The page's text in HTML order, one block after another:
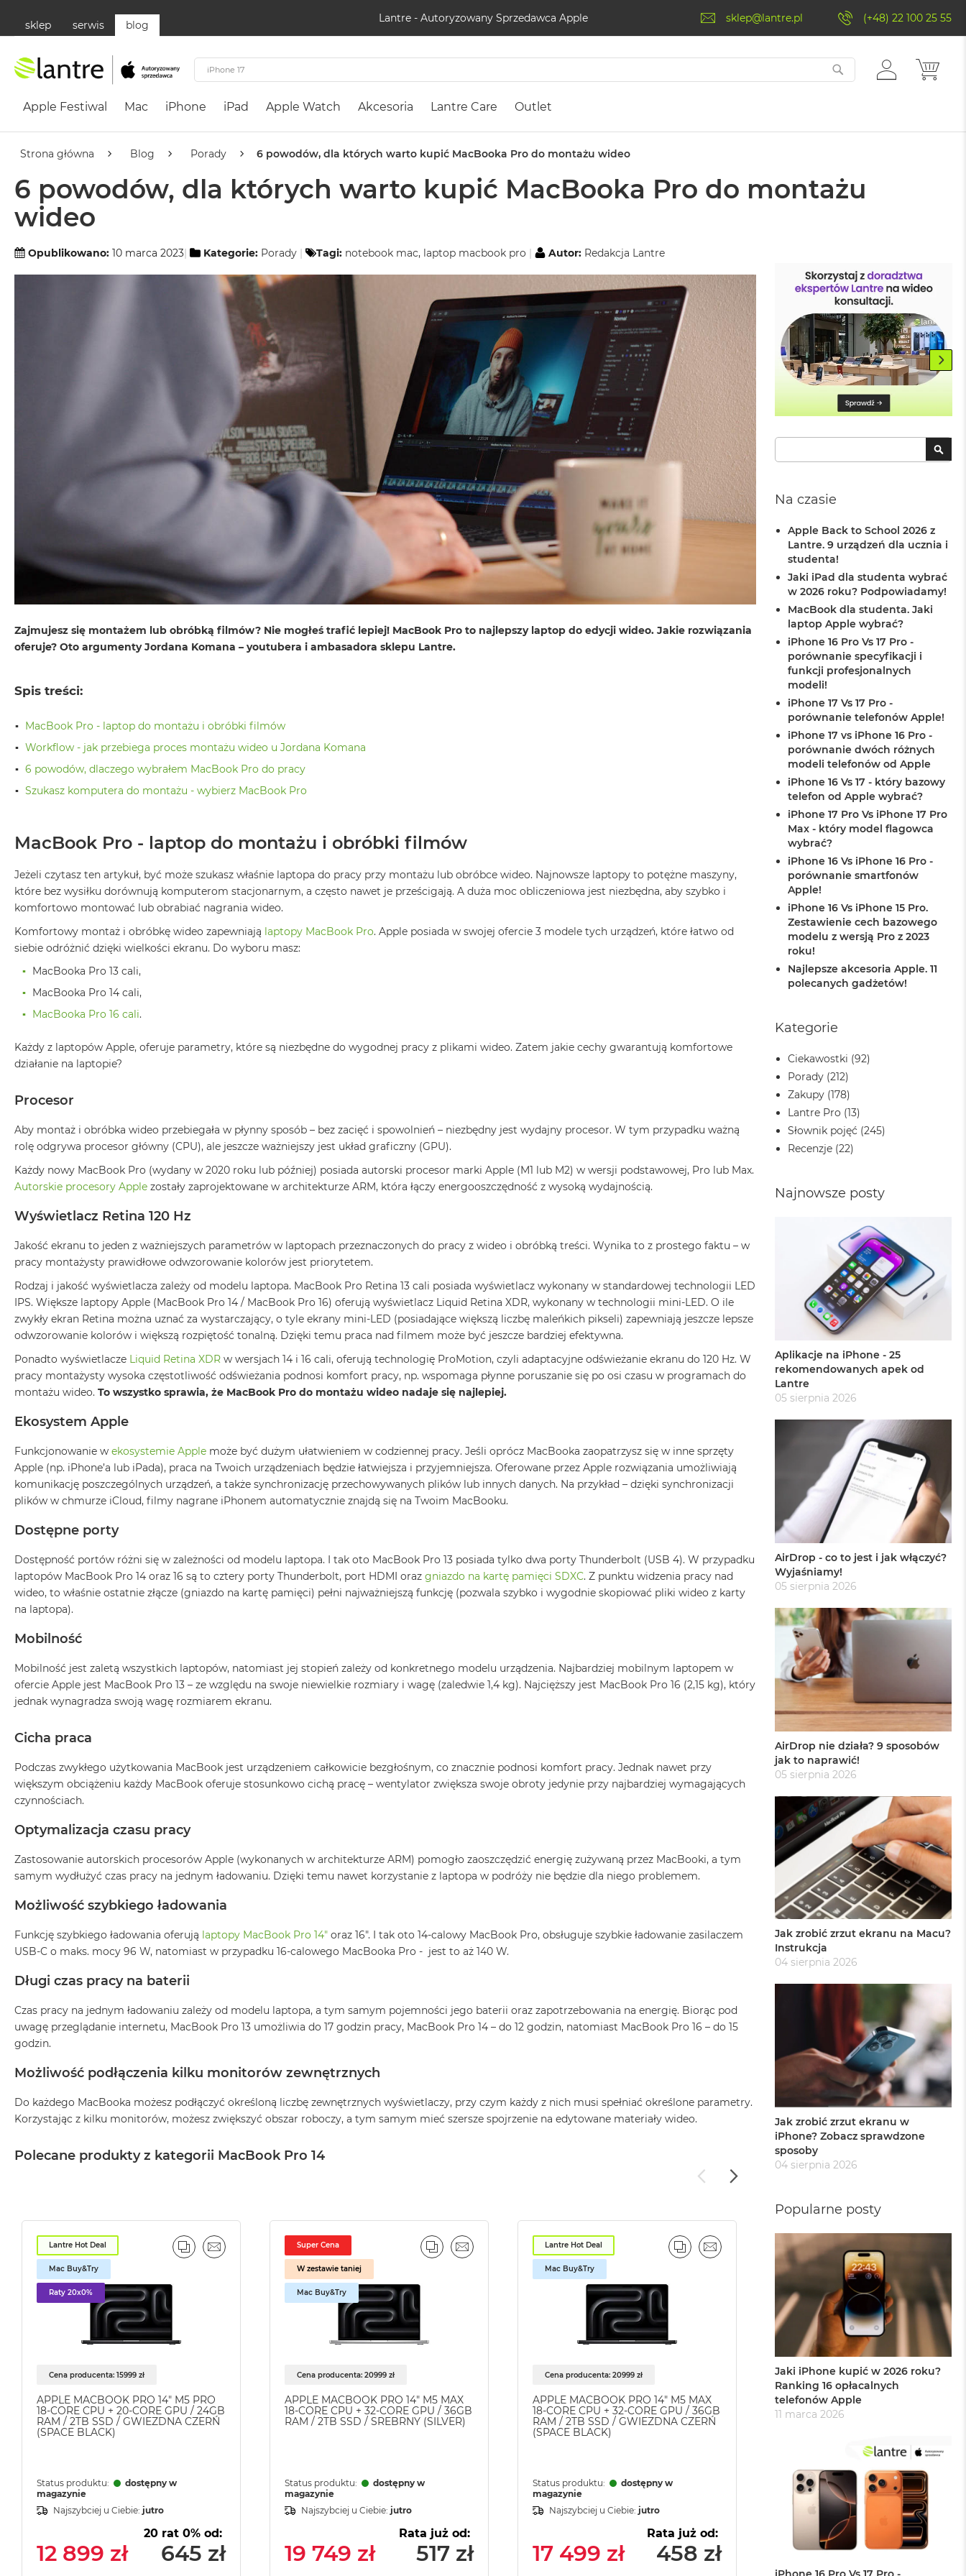
Lantre - Autoryzowany Sprzedawca Apple sklep@lantre.pl (+48) 22 100 25 55
sklep serwis blog
Apple
Neo
koloru
MacBook
Neo
MacBook
Neo
MacBook
Neo
512GB
MacBook
MacBook
Air
MacBook
M4
MacBook
Air
M3
M2
Air
13
MacBook
Air
15
Według
Air
MacBook
Air
szarość
MacBook
Air
Poświata
MacBook
Air
MacBook
Air
Srebrny
MacBook
Air
Złoty
Według
pamięci
RAM
Air
RAM
MacBook
Air
RAM
MacBook
Air
24GB
RAM
Air
RAM
Według
pojemności
MacBook
Air
MacBook
512GB
MacBook
1TB
MacBook
2TB
Air
MacBook
Pro
Pro
MacBook
Pro
Według
Czerń
MacBook
Pro
Gwiezdna
MacBook
Srebrny
Według
pamięci
RAM
RAM
MacBook
16GB
RAM
Apple Festiwal Mac iPhone iPad Apple Watch Akcesoria Lantre Care Outlet
ZALOGUJ
SIĘ
MÓJ
Strona główna Blog Porady 6 powodów, dla których warto kupić MacBooka Pro do montażu wideo
6 powodów, dla których warto kupić MacBooka Pro do montażu
wideo
Opublikowano: 10 marca 2023 Kategorie: Porady Tagi: notebook mac, laptop macbook pro Autor: Redakcja Lantre
Zajmujesz się montażem lub obróbką filmów? Nie mogłeś trafić lepiej! MacBook Pro to najlepszy laptop do edycji wideo. Jakie rozwiązania
oferuje? Oto argumenty Jordana Komana – youtubera i ambasadora sklepu Lantre.
Spis treści:
MacBook Pro - laptop do montażu i obróbki filmów
Workflow - jak przebiega proces montażu wideo u Jordana Komana
6 powodów, dlaczego wybrałem MacBook Pro do pracy
Szukasz komputera do montażu - wybierz MacBook Pro
MacBook Pro - laptop do montażu i obróbki filmów
Jeżeli czytasz ten artykuł, być może szukasz właśnie laptopa do pracy przy montażu lub obróbce wideo. Najnowsze laptopy to potężne maszyny,
które bez wysiłku dorównują komputerom stacjonarnym, a często nawet je prześcigają. A duża moc obliczeniowa jest niezbędna, aby szybko i
komfortowo montować lub obrabiać nagrania wideo.
Komfortowy montaż i obróbkę wideo zapewniają laptopy MacBook Pro. Apple posiada w swojej ofercie 3 modele tych urządzeń, które łatwo od
siebie odróżnić dzięki wielkości ekranu. Do wyboru masz:
MacBooka Pro 13 cali,
MacBooka Pro 14 cali,
MacBooka Pro 16 cali.
Każdy z laptopów Apple, oferuje parametry, które są niezbędne do wygodnej pracy z plikami wideo. Zatem jakie cechy gwarantują komfortowe
działanie na laptopie?
Procesor
Aby montaż i obróbka wideo przebiegała w płynny sposób – bez zacięć i spowolnień – niezbędny jest wydajny procesor. W tym przypadku ważną
rolę odgrywa procesor główny (CPU), ale jeszcze ważniejszy jest układ graficzny (GPU).
Każdy nowy MacBook Pro (wydany w 2020 roku lub później) posiada autorski procesor marki Apple (M1 lub M2) w wersji podstawowej, Pro lub Max.
Autorskie procesory Apple zostały zaprojektowane w architekturze ARM, która łączy energooszczędność z wysoką wydajnością.
Wyświetlacz Retina 120 Hz
Jakość ekranu to jeden z ważniejszych parametrów w laptopach przeznaczonych do pracy z wideo i obróbką treści. Wynika to z prostego faktu – w
pracy montażysty prawidłowe odwzorowanie kolorów jest priorytetem.
Rodzaj i jakość wyświetlacza zależy od modelu laptopa. MacBook Pro Retina 13 cali posiada wyświetlacz wykonany w standardowej technologii LED
IPS. Większe laptopy Apple (MacBook Pro 14 / MacBook Pro 16) oferują wyświetlacz Liquid Retina XDR, wykonany w technologii mini-LED. O ile
zwykły ekran Retina można uznać za wystarczający, o tyle ekrany mini-LED (posiadające większą liczbę maleńkich pikseli) zapewniają jeszcze lepsze
odwzorowanie kolorów i większą rozpiętość tonalną. Dzięki temu praca nad filmem może być jeszcze bardziej efektywna.
Ponadto wyświetlacze Liquid Retina XDR w wersjach 14 i 16 cali, oferują technologię ProMotion, czyli adaptacyjne odświeżanie ekranu do 120 Hz. W
pracy montażysty wysoka częstotliwość odświeżania podnosi komfort pracy, np. wspomaga płynne poruszanie się po osi czasu w programach do
montażu wideo. To wszystko sprawia, że MacBook Pro do montażu wideo nadaje się najlepiej.
Ekosystem Apple
Funkcjonowanie w ekosystemie Apple może być dużym ułatwieniem w codziennej pracy. Jeśli oprócz MacBooka zaopatrzysz się w inne sprzęty
Apple (np. iPhone’a lub iPada), praca na Twoich urządzeniach będzie łatwiejsza i przyjemniejsza. Oferowane przez Apple rozwiązania umożliwiają
komunikację poszczególnych urządzeń, a także synchronizację przechowywanych plików lub innych danych. Na przykład – dzięki synchronizacji
plików w chmurze iCloud, filmy nagrane iPhonem automatycznie znajdą się na Twoim MacBooku.
Dostępne porty
Dostępność portów różni się w zależności od modelu laptopa. I tak oto MacBook Pro 13 posiada tylko dwa porty Thunderbolt (USB 4). W przypadku
laptopów MacBook Pro 14 oraz 16 są to cztery porty Thunderbolt, port HDMI oraz gniazdo na kartę pamięci SDXC. Z punktu widzenia pracy nad
wideo, to właśnie ostatnie złącze (gniazdo na kartę pamięci) pełni najważniejszą funkcję (pozwala szybko i wygodnie skopiować pliki wideo z karty
na laptopa).
Mobilność
Mobilność jest zaletą wszystkich laptopów, natomiast jej stopień zależy od konkretnego modelu urządzenia. Najbardziej mobilnym laptopem w
ofercie Apple jest MacBook Pro 13 – ze względu na swoje niewielkie rozmiary i wagę (zaledwie 1,4 kg). Najcięższy jest MacBook Pro 16 (2,15 kg), który
jednak wynagradza swoją wagę rozmiarem ekranu.
Cicha praca
Podczas zwykłego użytkowania MacBook jest urządzeniem całkowicie bezgłośnym, co znacznie podnosi komfort pracy. Jednak nawet przy
większym obciążeniu każdy MacBook oferuje stosunkowo cichą pracę – wentylator zwiększa swoje obroty jedynie przy najbardziej wymagających
czynnościach.
Optymalizacja czasu pracy
Zastosowanie autorskich procesorów Apple (wykonanych w architekturze ARM) pomogło zaoszczędzić energię zużywaną przez MacBooki, a tym
samym wydłużyć czas pracy na jednym ładowaniu. Dzięki temu nawet korzystanie z laptopa w podróży nie będzie dla niego problemem.
Możliwość szybkiego ładowania
Funkcję szybkiego ładowania oferują laptopy MacBook Pro 14" oraz 16". I tak oto 14-calowy MacBook Pro, obsługuje szybkie ładowanie zasilaczem
USB-C o maks. mocy 96 W, natomiast w przypadku 16-calowego MacBooka Pro - jest to aż 140 W.
Długi czas pracy na baterii
Czas pracy na jednym ładowaniu zależy od modelu laptopa, a tym samym pojemności jego baterii oraz zapotrzebowania na energię. Biorąc pod
uwagę przeglądanie internetu, MacBook Pro 13 umożliwia do 17 godzin pracy, MacBook Pro 14 – do 12 godzin, natomiast MacBook Pro 16 – do 15
godzin.
Możliwość podłączenia kilku monitorów zewnętrznych
Do każdego MacBooka możesz podłączyć określoną liczbę zewnętrznych wyświetlaczy, przy czym każdy z nich musi spełniać określone parametry.
Korzystając z kilku monitorów, możesz zwiększyć obszar roboczy, a tym samym mieć szersze spojrzenie na edytowane materiały wideo.
Polecane produkty z kategorii MacBook Pro 14
Lantre Hot Deal
Mac Buy&Try
Raty 20x0%
Cena producenta: 15999 zł
APPLE MACBOOK PRO 14" M5 PRO
18-CORE CPU + 20-CORE GPU / 24GB
RAM / 2TB SSD / GWIEZDNA CZERŃ
(SPACE BLACK)
Status produktu:
dostępny w
magazynie
Najszybciej u Ciebie: jutro
12 899 zł
20 rat 0% od:
645 zł
PORÓWNAJ
EMAIL
Super Cena
W zestawie taniej
Mac Buy&Try
Cena producenta: 20999 zł
APPLE MACBOOK PRO 14" M5 MAX
18-CORE CPU + 32-CORE GPU / 36GB
RAM / 2TB SSD / SREBRNY (SILVER)
Status produktu:
dostępny w
magazynie
Najszybciej u Ciebie: jutro
19 749 zł
Rata już od:
517 zł
PORÓWNAJ
EMAIL
Lantre Hot Deal
Mac Buy&Try
Cena producenta: 20999 zł
APPLE MACBOOK PRO 14" M5 MAX
18-CORE CPU + 32-CORE GPU / 36GB
RAM / 2TB SSD / GWIEZDNA CZERŃ
(SPACE BLACK)
Status produktu:
dostępny w
magazynie
Najszybciej u Ciebie: jutro
17 499 zł
Rata już od:
458 zł
PORÓWNAJ
EMAIL
APPLE MACBOOK PRO 14" M5 PRO
18-CORE CPU + 20-CORE GPU /
RAM / 2TB SSD / SREBRNY (SILVER)
Status produktu:
dostępny w
magazynie
Najszybciej u Ciebie:
jutro
12 899 zł
20 rat 0% od:
645
Szukaj
Na czasie
Apple Back to School 2026 z
Lantre. 9 urządzeń dla ucznia i
studenta!
Jaki iPad dla studenta wybrać
w 2026 roku? Podpowiadamy!
MacBook dla studenta. Jaki
laptop Apple wybrać?
iPhone 16 Pro Vs 17 Pro -
porównanie specyfikacji i
funkcji profesjonalnych
modeli!
iPhone 17 Vs 17 Pro -
porównanie telefonów Apple!
iPhone 17 vs iPhone 16 Pro -
porównanie dwóch różnych
modeli telefonów od Apple
iPhone 16 Vs 17 - który bazowy
telefon od Apple wybrać?
iPhone 17 Pro Vs iPhone 17 Pro
Max - który model flagowca
wybrać?
iPhone 16 Vs iPhone 16 Pro -
porównanie smartfonów
Apple!
iPhone 16 Vs iPhone 15 Pro.
Zestawienie cech bazowego
modelu z wersją Pro z 2023
roku!
Najlepsze akcesoria Apple. 11
polecanych gadżetów!
Kategorie
Ciekawostki (92)
Porady (212)
Zakupy (178)
Lantre Pro (13)
Słownik pojęć (245)
Recenzje (22)
Najnowsze posty
Aplikacje na iPhone - 25
rekomendowanych apek od
Lantre
05 sierpnia 2026
AirDrop - co to jest i jak włączyć?
Wyjaśniamy!
05 sierpnia 2026
AirDrop nie działa? 9 sposobów
jak to naprawić!
05 sierpnia 2026
Jak zrobić zrzut ekranu na Macu?
Instrukcja
04 sierpnia 2026
Jak zrobić zrzut ekranu w
iPhone? Zobacz sprawdzone
sposoby
04 sierpnia 2026
Popularne posty
Jaki iPhone kupić w 2026 roku?
Ranking 16 opłacalnych
telefonów Apple
11 marca 2026